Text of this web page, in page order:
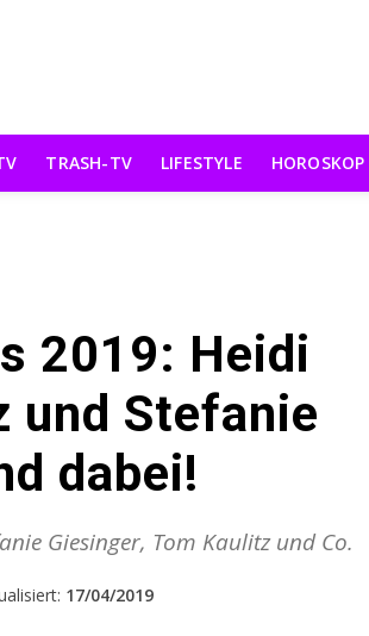
TRASH-TV LIFESTYLE HOROSKOP
2019: Heidi
und Stefanie
dabei!
Giesinger, Tom Kaulitz und Co.
17/04/2019